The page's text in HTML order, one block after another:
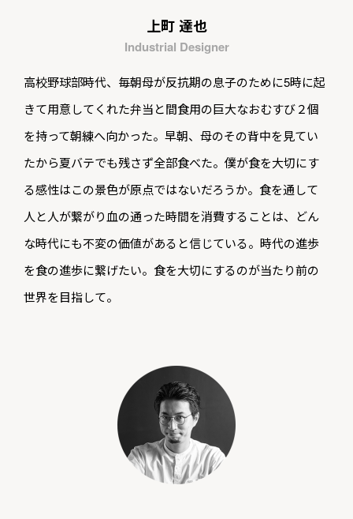
上町 達也
Industrial Designer
高校野球部時代、毎朝母が反抗期の息子のために5時に起
きて用意してくれた弁当と間食用の巨大なおむすび２個
を持って朝練へ向かった。早朝、母のその背中を見てい
たから夏バテでも残さず全部食べた。僕が食を大切にす
る感性はこの景色が原点ではないだろうか。食を通して
人と人が繋がり血の通った時間を消費することは、どん
な時代にも不変の価値があると信じている。時代の進歩
を食の進歩に繋げたい。食を大切にするのが当たり前の
世界を目指して。